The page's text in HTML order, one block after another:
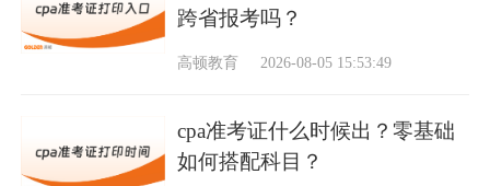
跨省报考吗？
高顿教育 2026-08-05 15:53:49
cpa准考证什么时候出？零基础
如何搭配科目？